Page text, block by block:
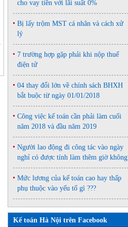
cho vay tiền với lãi suất 0%
Bị lấy trộm MST cá nhân và cách xử
lý
7 trường hợp gặp phải khi nộp thuế
điện tử
04 thay đổi lớn về chính sách BHXH
bắt buộc từ ngày 01/01/2018
Công việc kế toán cần phải làm cuối
năm 2018 và đầu năm 2019
Người lao động đi công tác vào ngày
nghỉ có được tính làm thêm giờ không
Mức lương của kế toán cao hay thấp
phụ thuộc vào yếu tố gì ???
Kế toán Hà Nội trên Facebook